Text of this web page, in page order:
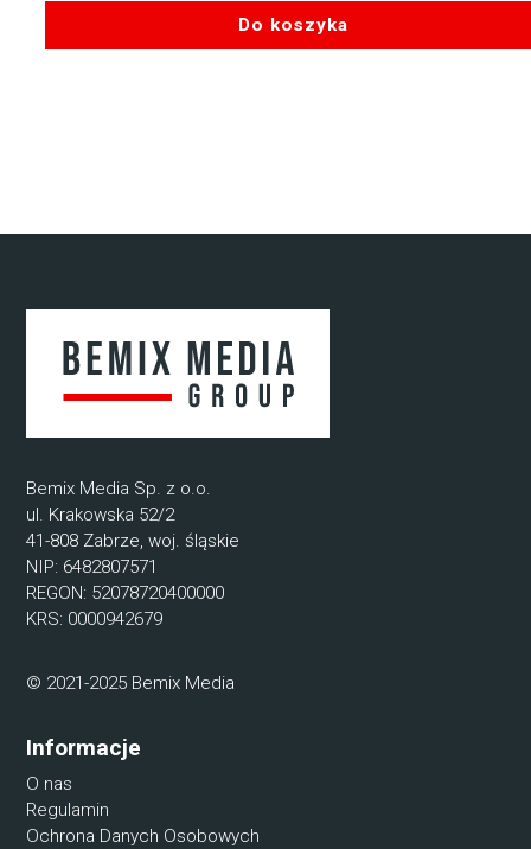
Do koszyka
Bemix Media Sp. z o.o.
ul. Krakowska 52/2
41-808 Zabrze, woj. śląskie
NIP: 6482807571
REGON: 52078720400000
KRS: 0000942679
© 2021-2025 Bemix Media
Informacje
O nas
Regulamin
Ochrona Danych Osobowych